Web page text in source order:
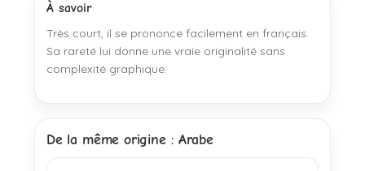
À savoir
Très court, il se prononce facilement en français.
Sa rareté lui donne une vraie originalité sans
complexité graphique.
De la même origine : Arabe